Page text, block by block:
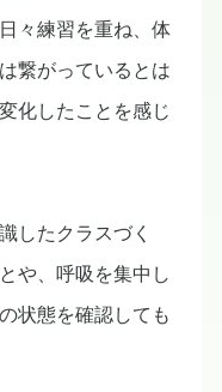
々練習を重ね、体
繋がっているとは
化したことを感じ
したクラスづく
や、呼吸を集中し
状態を確認しても